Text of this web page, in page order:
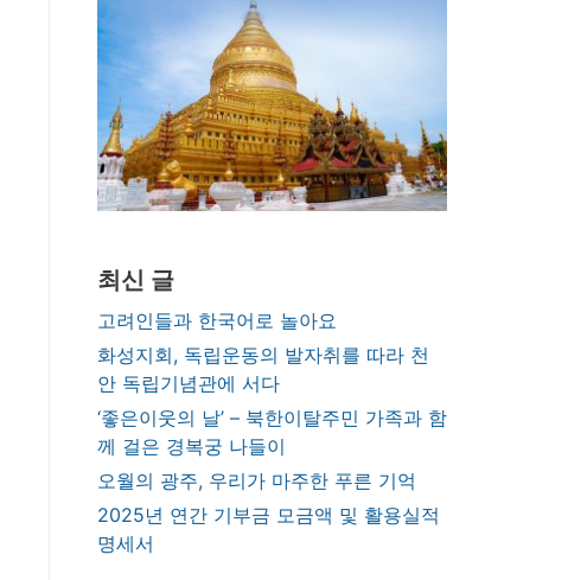
최신 글
고려인들과 한국어로 놀아요
화성지회, 독립운동의 발자취를 따라 천
안 독립기념관에 서다
‘좋은이웃의 날’ – 북한이탈주민 가족과 함
께 걸은 경복궁 나들이
오월의 광주, 우리가 마주한 푸른 기억
2025년 연간 기부금 모금액 및 활용실적
명세서